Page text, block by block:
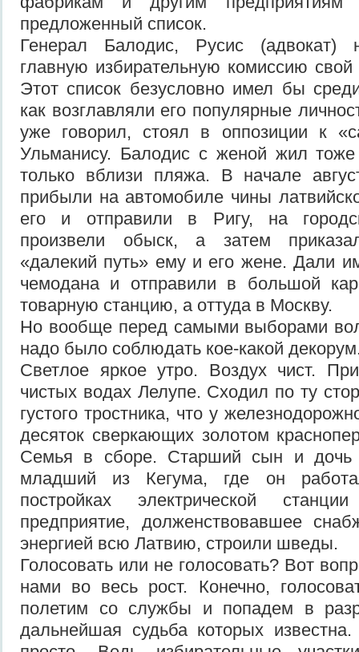
предложенный список.
Генерал Балодис, Русис (адвокат)
главную избирательную комиссию свой
Этот список безусловно имел бы
как возглавляли его популярные
уже говорил, стоял в оппозиции к
Ульманису. Балодис с женой жил
только вблизи пляжа. В начале
прибыли на автомобиле чины
его и отправили в Ригу, на
произвели обыск, а затем
«далекий путь» ему и его жене. Дали
чемодана и отправили в большой
товарную станцию, а оттуда в Москву.
Но вообще перед самыми выборами
надо было соблюдать кое-какой
Светлое яркое утро. Воздух чист.
чистых водах Лелупе. Сходил по ту
густого тростника, что у
десяток сверкающих золотом
Семья в сборе. Старший сын и дочь
младший из Кегума, где он
постройках электрической
предприятие, долженствовавшее
энергией всю Латвию, строили шведы.
Голосовать или не голосовать? Вот
нами во весь рост. Конечно,
полетим со службы и попадем в
дальнейшая судьба которых